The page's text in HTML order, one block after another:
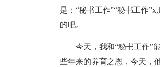
是：“秘书工作”“秘书工作
的吧。
今天，我和“秘书工作”
些年来的养育之恩，今天，